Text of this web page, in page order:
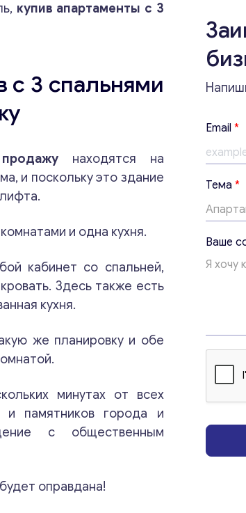
Отправьте нам запрос, и мы
ближайшее
Email*
купив апартаменты с 3
с 3 спальнями
находятся на
и поскольку это здание
и одна кухня.
кабинет со спальней,
Здесь также есть
кухня.
же планировку и обе
минутах от всех
и памятников города и
с общественным
будет оправдана!
E
m
a
i
l
*
с
о
б
щ
Email *
Тема *
Ваше